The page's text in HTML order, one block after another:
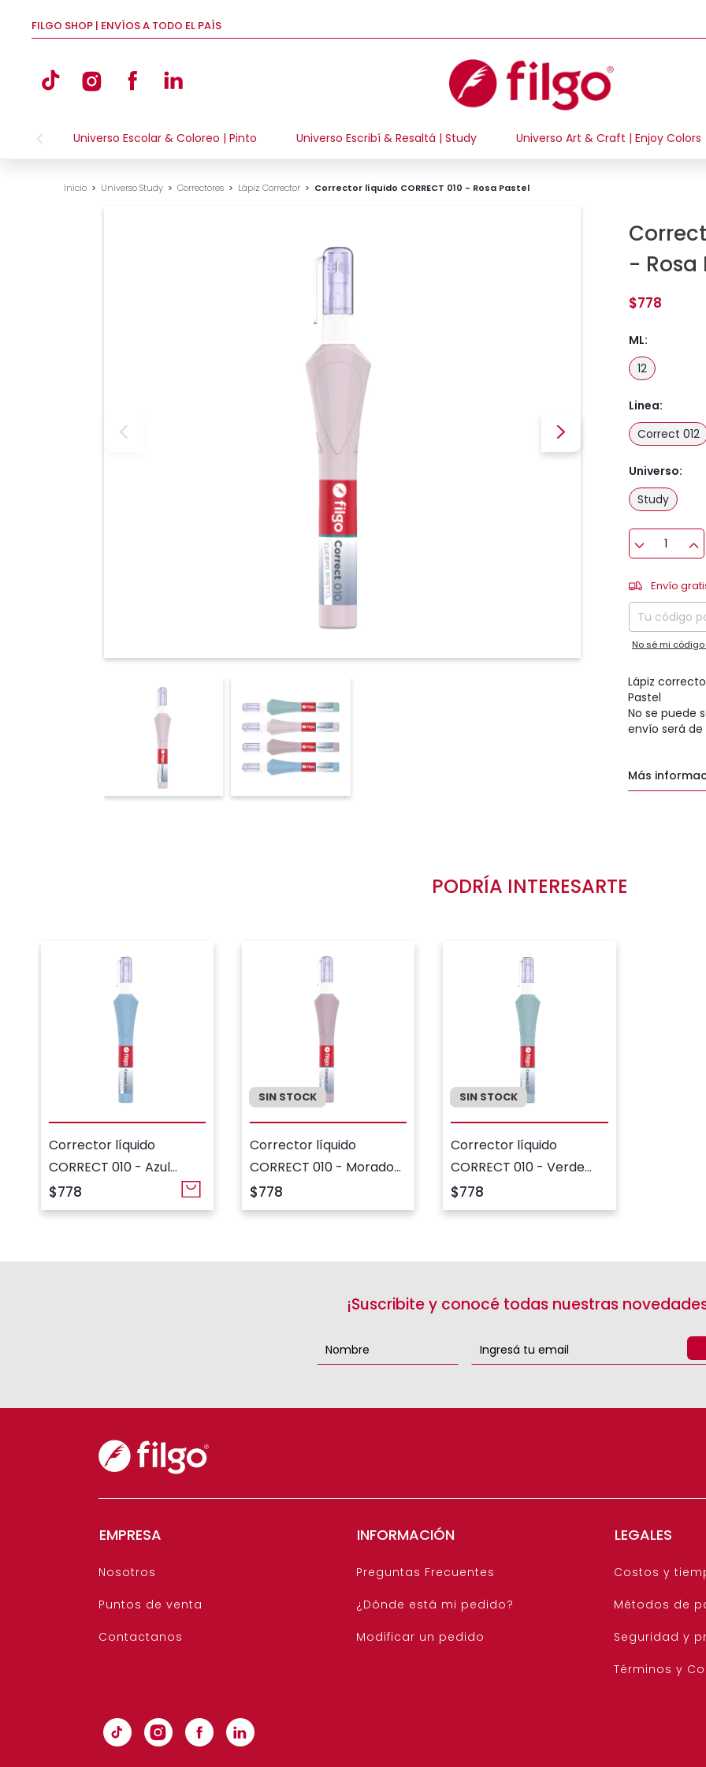
FILGO SHOP | ENVÍOS A TODO EL PAÍS
Universo Escolar & Coloreo | Pinto Universo Escribí & Resaltá | Study Universo Art & Craft | Enjoy Colors
Inicio > Universo Study > Correctores > Lápiz Corrector > Corrector líquido CORRECT 010 - Rosa Pastel
- Rosa
$778
ML:
12
Linea:
Correct 012
Universo:
Study
Envío gratis
Entregas para
Envío
No sé mi
Lápiz
Pastel
No se puede
envío será
Más
PODRÍA INTERESARTE
Corrector líquido
CORRECT 010 - Azul
Pastel
$778
SIN STOCK
Corrector líquido
CORRECT 010 - Morado
Pastel
$778
SIN STOCK
Corrector líquido
CORRECT 010 - Verde
Pastel
$778
¡Suscribite y conocé todas nuestras
EMPRESA
Nosotros
Puntos de venta
Contactanos
INFORMACIÓN
Preguntas Frecuentes
¿Dónde está mi pedido?
Modificar un pedido
LEGALES
Costos y
Métodos de
Seguridad y
Términos y